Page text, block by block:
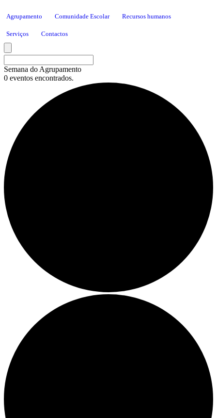
Agrupamento Comunidade Escolar Recursos humanos
Serviços Contactos
Semana do Agrupamento
0 eventos encontrados.